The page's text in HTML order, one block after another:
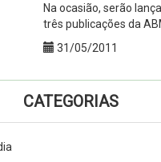
Na ocasião, serão
três publicações da
31/05/2011
CATEGORIAS